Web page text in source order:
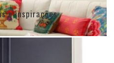
e inspirações